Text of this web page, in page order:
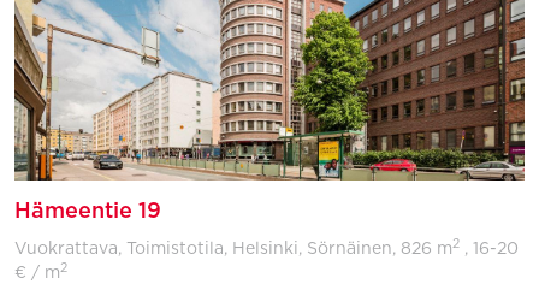
Hämeentie 19
Vuokrattava, Toimistotila, Helsinki, Sörnäinen, 826 m 2 , 16-20
€ / m 2